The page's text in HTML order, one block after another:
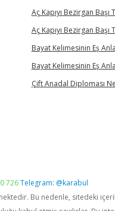
Aç Kapıyı Bezirgan Başı
Aç Kapıyı Bezirgan Başı
Bayat Kelimesinin Eş
Bayat Kelimesinin Eş
Çift Anadal Diploması
726Telegram: @karabul
Bu nedenle, sitedeki